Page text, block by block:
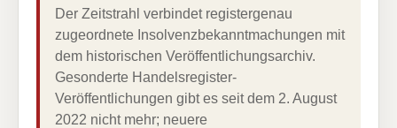
Der Zeitstrahl verbindet registergenau
zugeordnete Insolvenzbekanntmachungen mit
dem historischen Veröffentlichungsarchiv.
Gesonderte Handelsregister-
Veröffentlichungen gibt es seit dem 2. August
2022 nicht mehr; neuere